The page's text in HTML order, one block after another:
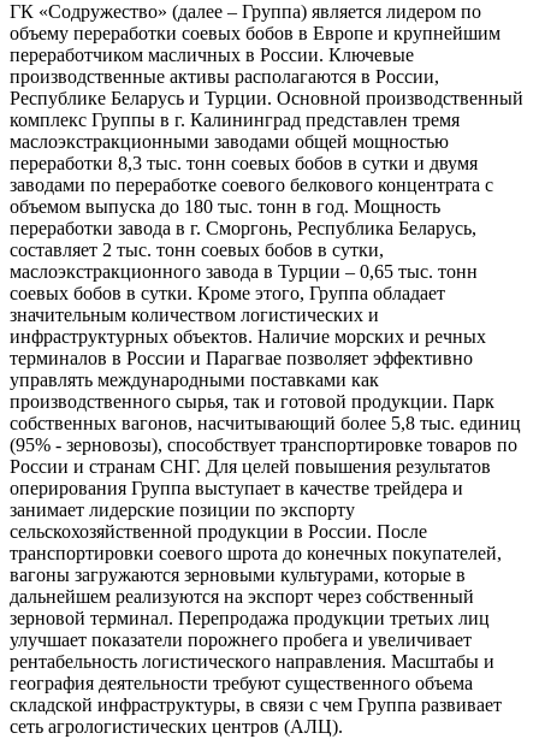
ГК «Содружество» (далее – Группа) является лидером по
объему переработки соевых бобов в Европе и крупнейшим
переработчиком масличных в России. Ключевые
производственные активы располагаются в России,
Республике Беларусь и Турции. Основной производственный
комплекс Группы в г. Калининград представлен тремя
маслоэкстракционными заводами общей мощностью
переработки 8,3 тыс. тонн соевых бобов в сутки и двумя
заводами по переработке соевого белкового концентрата с
объемом выпуска до 180 тыс. тонн в год. Мощность
переработки завода в г. Сморгонь, Республика Беларусь,
составляет 2 тыс. тонн соевых бобов в сутки,
маслоэкстракционного завода в Турции – 0,65 тыс. тонн
соевых бобов в сутки. Кроме этого, Группа обладает
значительным количеством логистических и
инфраструктурных объектов. Наличие морских и речных
терминалов в России и Парагвае позволяет эффективно
управлять международными поставками как
производственного сырья, так и готовой продукции. Парк
собственных вагонов, насчитывающий более 5,8 тыс. единиц
(95% - зерновозы), способствует транспортировке товаров по
России и странам СНГ. Для целей повышения результатов
оперирования Группа выступает в качестве трейдера и
занимает лидерские позиции по экспорту
сельскохозяйственной продукции в России. После
транспортировки соевого шрота до конечных покупателей,
вагоны загружаются зерновыми культурами, которые в
дальнейшем реализуются на экспорт через собственный
зерновой терминал. Перепродажа продукции третьих лиц
улучшает показатели порожнего пробега и увеличивает
рентабельность логистического направления. Масштабы и
география деятельности требуют существенного объема
складской инфраструктуры, в связи с чем Группа развивает
сеть агрологистических центров (АЛЦ).